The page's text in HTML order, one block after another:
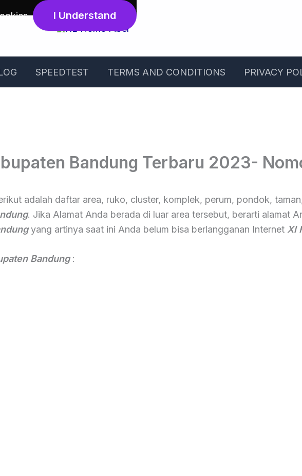
SPEEDTEST TERMS AND CONDITIONS PRIVACY
Bandung Terbaru 2023-
adalah daftar area, ruko, cluster, komplek, perum, pondok,
. Jika Alamat Anda berada di luar area tersebut, berarti alamat
yang artinya saat ini Anda belum bisa berlangganan Internet Xl
Bandung:
. I Understand